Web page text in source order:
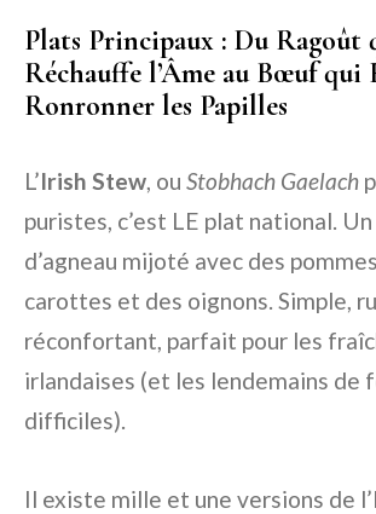
Plats Principaux : Du Ragoût
Réchauffe l’Âme au Bœuf qui
Ronronner les Papilles
L’Irish Stew, ou Stobhach Gaelach
puristes, c’est LE plat national.
d’agneau mijoté avec des
carottes et des oignons. Simple,
réconfortant, parfait pour les
irlandaises (et les lendemains de
difficiles).
Il existe mille et une versions de